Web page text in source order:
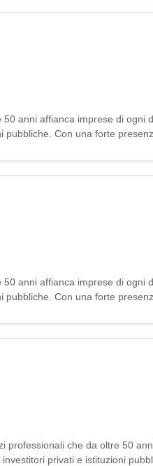
anni affianca imprese di ogni
Con una forte
anni affianca imprese di ogni
Con una forte
che da oltre 50
privati e istituzioni